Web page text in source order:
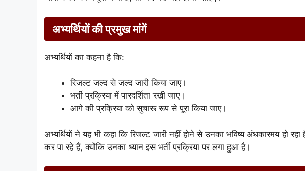
अभ्यर्थियों की प्रमुख मांगें
अभ्यर्थियों का कहना है कि:
रिजल्ट जल्द से जल्द जारी किया जाए।
भर्ती प्रक्रिया में पारदर्शिता रखी जाए।
आगे की प्रक्रिया को सुचारू रूप से पूरा किया जाए।
अभ्यर्थियों ने यह भी कहा कि रिजल्ट जारी नहीं होने से उनका भविष्य अंधकारमय हो रहा
कर पा रहे हैं, क्योंकि उनका ध्यान इस भर्ती प्रक्रिया पर लगा हुआ है।